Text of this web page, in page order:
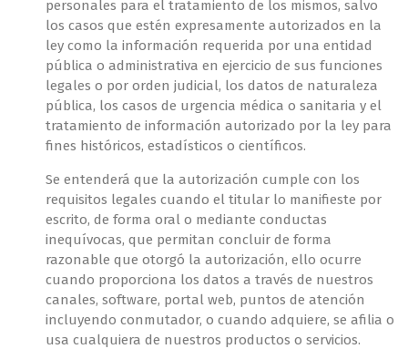
personales para el tratamiento de los mismos, salvo
los casos que estén expresamente autorizados en la
ley como la información requerida por una entidad
pública o administrativa en ejercicio de sus funciones
legales o por orden judicial, los datos de naturaleza
pública, los casos de urgencia médica o sanitaria y el
tratamiento de información autorizado por la ley para
fines históricos, estadísticos o científicos.
Se entenderá que la autorización cumple con los
requisitos legales cuando el titular lo manifieste por
escrito, de forma oral o mediante conductas
inequívocas, que permitan concluir de forma
razonable que otorgó la autorización, ello ocurre
cuando proporciona los datos a través de nuestros
canales, software, portal web, puntos de atención
incluyendo conmutador, o cuando adquiere, se afilia o
usa cualquiera de nuestros productos o servicios.